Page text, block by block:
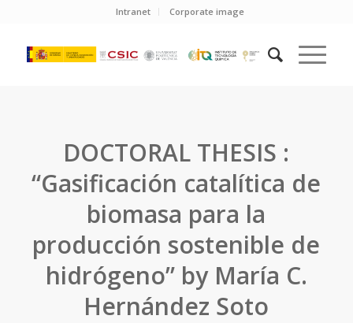
Intranet Corporate image
DOCTORAL THESIS :
“Gasificación catalítica de
biomasa para la
producción sostenible de
hidrógeno” by María C.
Hernández Soto